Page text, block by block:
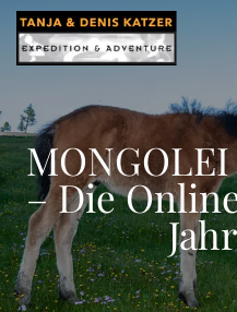
– Die